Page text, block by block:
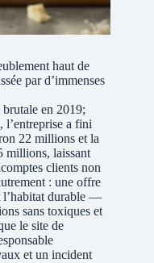
haut de
par d’immenses
brutale en 2019;
l’entreprise a fini
22 millions et la
millions, laissant
clients non
: une offre
l’habitat durable —
sans toxiques et
le site de
et un incident